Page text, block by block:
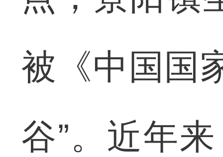
被《中国国
谷”。近年